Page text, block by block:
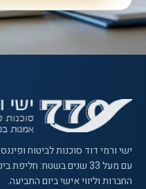
ישי ורמי דוד סוכנות לביטוח
עםמעל 33 שנים
בשטח: חליפת
החברות וליווי אישי ביום התביעה.